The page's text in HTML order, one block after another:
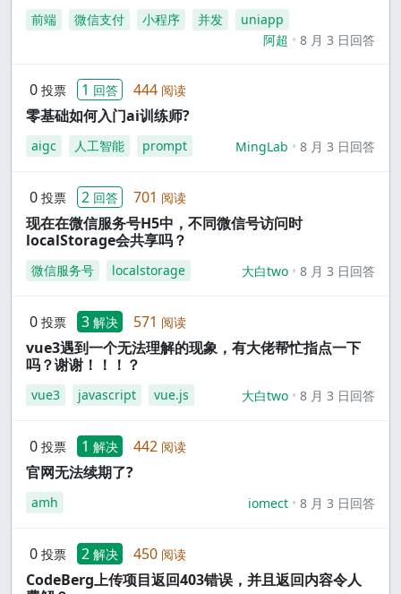
前端 微信支付 小程序 并发
uniapp
阿超
8 月 3 日回答
0 投票 1 回答 444 阅读
零基础如何入门ai训练师?
aigc 人工智能 prompt MingLab 8 月 3 日回答
0 投票 2 回答 701 阅读
现在在微信服务号H5中，不同微信号访问时
localStorage会共享吗？
微信服务号 localstorage 大白two 8 月 3 日回答
0 投票 3 解决 571 阅读
vue3遇到一个无法理解的现象，有大佬帮忙指点一下
吗？谢谢！！！？
vue3 javascript vue.js 大白two 8 月 3 日回答
0 投票 1 解决 442 阅读
官网无法续期了?
amh iomect 8 月 3 日回答
0 投票 2 解决 450 阅读
CodeBerg上传项目返回403错误，并且返回内容令人